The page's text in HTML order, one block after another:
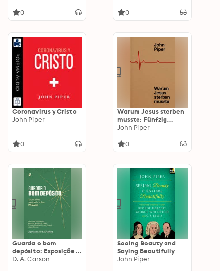
0 0
Coronavirus y Cristo
John Piper
0
Warum Jesus sterben
musste: Fünfzig
Gründe für das Kreuz
John Piper
0
Guarda o bom
depósito: Exposições
pastorais sobre
D. A. Carson
Seeing Beauty and
Saying Beautifully
John Piper